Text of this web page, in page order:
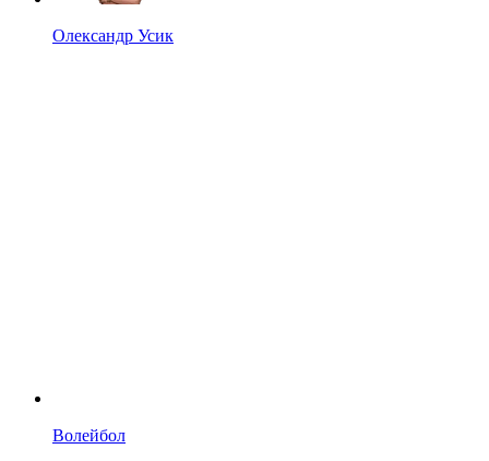
Олександр Усик
Волейбол